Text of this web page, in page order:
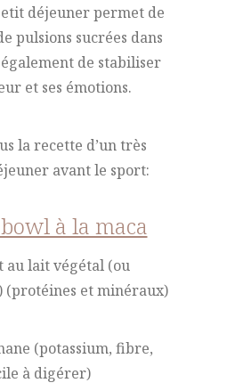
déjeuner permet de
pulsions sucrées dans
de stabiliser
et ses émotions.
la recette d’un très
avant le sport:
à la maca
au lait végétal (ou
(protéines et minéraux)
(potassium, fibre,
à digérer)